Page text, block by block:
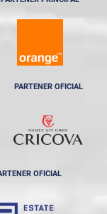
PARTENER OFICIAL
OFICIAL